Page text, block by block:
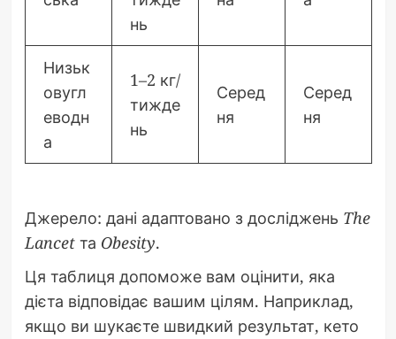
нь
Низьк
овугл
еводн
а
1–2 кг/
тижде
нь
Серед
ня
Серед
ня
Джерело: дані адаптовано з досліджень The
Lancetта Obesity.
Ця таблиця допоможе вам оцінити, яка
дієта відповідає вашим цілям. Наприклад,
якщо ви шукаєте швидкий результат, кето